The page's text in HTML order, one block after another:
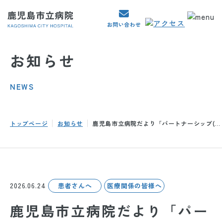
お知らせ
NEWS
トップページ お知らせ 鹿児島市立病院だより「パートナーシップ(...
2026.06.24 患者さんへ 医療関係の皆様へ
鹿児島市立病院だより「パー